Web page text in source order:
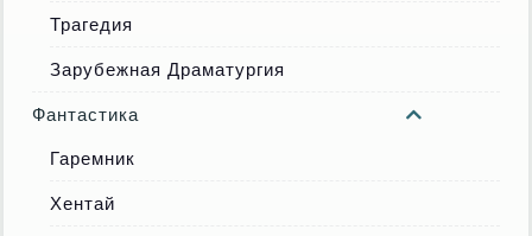
Трагедия
Зарубежная Драматургия
Фантастика
Гаремник
Хентай